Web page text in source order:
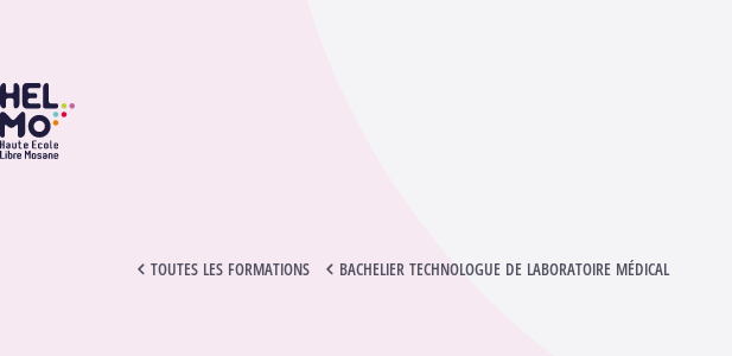
HELMo
TOUTES LES FORMATIONS BACHELIER TECHNOLOGUE DE LABORATOIRE MÉDICAL
TRAVAIL SOCIAL DANS LA SOCIÉTÉ II